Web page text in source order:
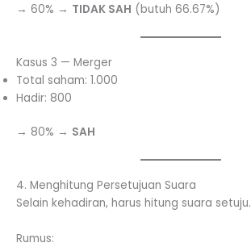
→ 60% → TIDAK SAH (butuh 66.67%)
Kasus 3 — Merger
Total saham: 1.000
Hadir: 800
→ 80% → SAH
4. Menghitung Persetujuan Suara
Selain kehadiran, harus hitung suara setuju.
Rumus: